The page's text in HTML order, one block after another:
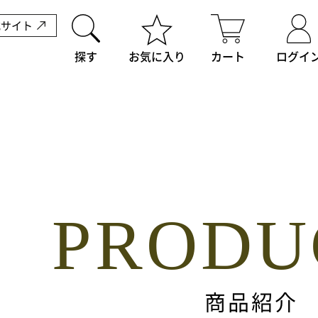
イト
探す お気に入り カート ログイ
商品紹介